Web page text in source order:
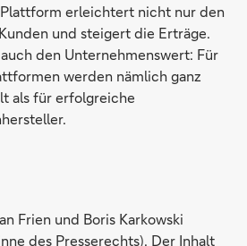
erleichtert nicht nur den
und steigert die Erträge.
den Unternehmenswert: Für
werden nämlich ganz
als für erfolgreiche
Frien und Boris Karkowski
des Presserechts). Der Inhalt